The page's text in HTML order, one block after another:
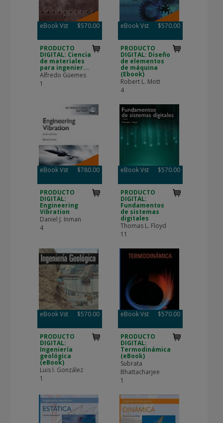
eBook Vst $570.00
PRODUCTO
DIGITAL: Ciencia
de materiales
para ingenier...
Alfredo Güemes
1
eBook Vst $570.00
PRODUCTO
DIGITAL: Diseño
de elementos
de máquina
(Ebook)
Robert L. Mott
4
eBook Vst $780.00
PRODUCTO
DIGITAL:
Engineering
Vibration
Daniel J. Inman
4
eBook Vst $570.00
PRODUCTO
DIGITAL:
Fundamentos
de sistemas
digitales
Thomas L. Floyd
11
eBook Vst $570.00
PRODUCTO
DIGITAL:
Ingeniería
geológica
(eBook)
Luis I. González
1
eBook Vst $570.00
PRODUCTO
DIGITAL:
Termodinámica
(eBook)
Subrata
Bhattacharjee
1